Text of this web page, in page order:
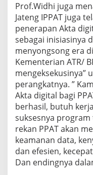
Prof.Widhi juga
Jateng IPPAT juga
penerapan Akta
sebagai inisiasinya
menyongsong era
Kementerian ATR/
mengeksekusinya”
perangkatnya. ”
Akta digital bagi
berhasil, butuh
suksesnya
rekan PPAT akan
keamanan data,
dan efesien,
Dan endingnya